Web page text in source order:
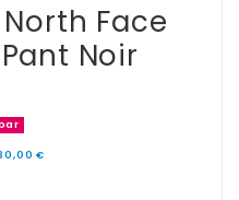
Face
Noir
€